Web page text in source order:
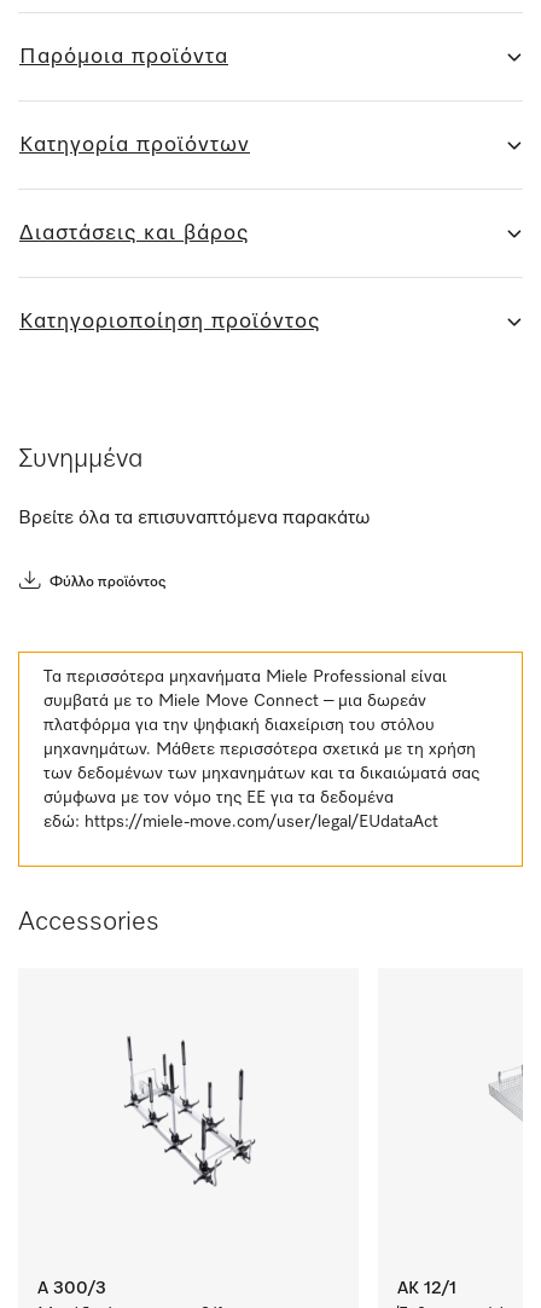
Παρόμοια προϊόντα
Κατηγορία προϊόντων
Διαστάσεις και βάρος
Κατηγοριοποίηση προϊόντος
Συνημμένα
Βρείτε όλα τα επισυναπτόμενα παρακάτω
Φύλλο προϊόντος
Τα περισσότερα μηχανήματα Miele Professional είναι
συμβατά με το Miele Move Connect – μια δωρεάν
πλατφόρμα για την ψηφιακή διαχείριση του στόλου
μηχανημάτων. Μάθετε περισσότερα σχετικά με τη χρήση
των δεδομένων των μηχανημάτων και τα δικαιώματά σας
σύμφωνα με τον νόμο της ΕΕ για τα δεδομένα
εδώ: https://miele-move.com/user/legal/EUdataAct
Accessories
A 300/3
AK 12/1